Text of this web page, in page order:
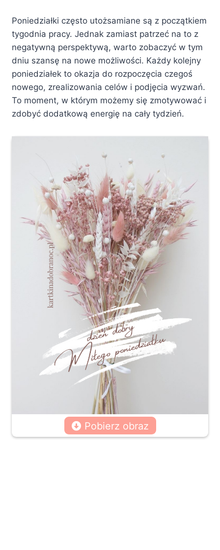
Poniedziałki często utożsamiane są z początkiem
tygodnia pracy. Jednak zamiast patrzeć na to z
negatywną perspektywą, warto zobaczyć w tym
dniu szansę na nowe możliwości. Każdy kolejny
poniedziałek to okazja do rozpoczęcia czegoś
nowego, zrealizowania celów i podjęcia wyzwań.
To moment, w którym możemy się zmotywować i
zdobyć dodatkową energię na cały tydzień.
Pobierz obraz